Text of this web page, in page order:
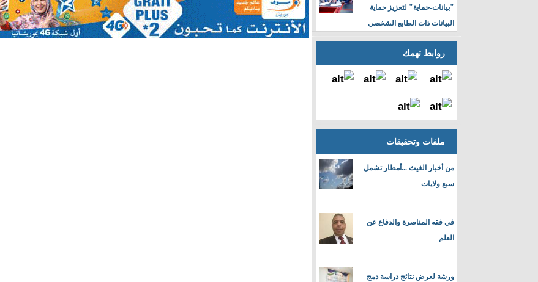
"بيانات-حماية" لتعزيز حماية
البيانات ذات الطابع الشخصي
روابط تهمك
ملفات وتحقيقات
من أخبار الغيث ...أمطار تشمل
سبع ولايات
في فقه المناصرة والدفاع عن
العلم
ورشة لعرض نتائج دراسة دمج